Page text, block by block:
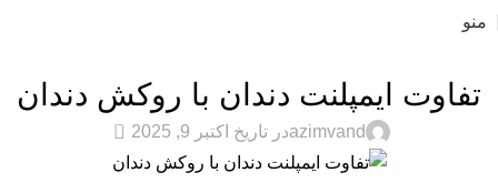
منو
تفاوت ایمپلنت دندان با روکش دندان
azimvandدر تاریخ اکتبر 9, 2025 0